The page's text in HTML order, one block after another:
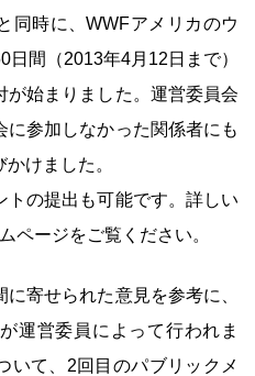
同時に、WWFアメリカのウ
間（2013年4月12日まで）
始まりました。運営委員会
参加しなかった関係者にも
けました。
トの提出も可能です。詳しい
ページをご覧ください。
寄せられた意見を参考に、
運営委員によって行われま
いて、2回目のパブリックメ